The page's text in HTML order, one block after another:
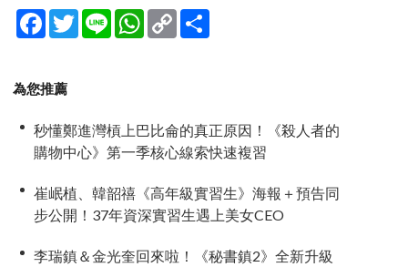
Facebook
TwitterLine WhatsApp
Copy
Link
為您推薦
秒懂鄭進灣槓上巴比侖的真正原因！《殺人者的
購物中心》第一季核心線索快速複習
崔岷植、韓韶禧《高年級實習生》海報＋預告同
步公開！37年資深實習生遇上美女CEO
李瑞鎮＆金光奎回來啦！《秘書鎮2》全新升級